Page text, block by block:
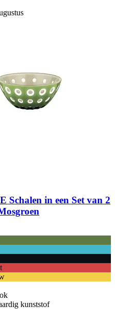
Schalen in een Set van 2
kunststof